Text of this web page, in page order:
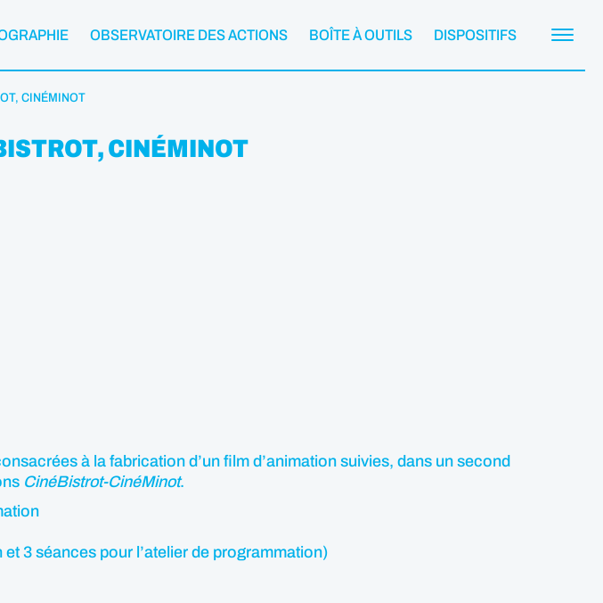
OBSERVATOIRE DES ACTIONS BOÎTE À OUTILS DISPOSITIFS
CINÉMINOT
CINÉMINOT
à la fabrication d’un film d’animation suivies, dans un second
CinéBistrot-CinéMinot.
3 séances pour l’atelier de programmation)